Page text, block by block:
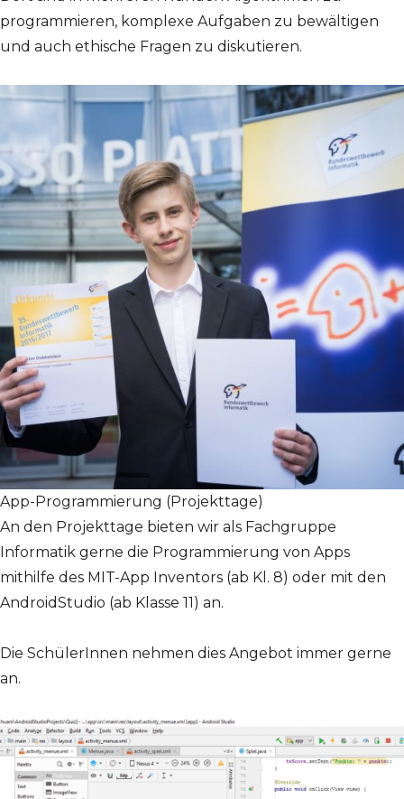
programmieren, komplexe Aufgaben zu bewältigen
und auch ethische Fragen zu diskutieren.
App-Programmierung (Projekttage)
An den Projekttage bieten wir als Fachgruppe
Informatik gerne die Programmierung von Apps
mithilfe des MIT-App Inventors (ab Kl. 8) oder mit den
AndroidStudio (ab Klasse 11) an.
Die SchülerInnen nehmen dies Angebot immer gerne
an.